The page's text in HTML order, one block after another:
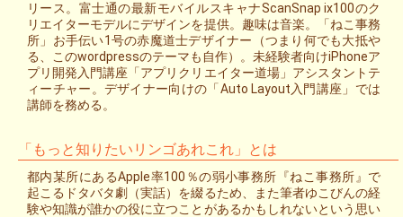
リース。富士通の最新モバイルスキャナScanSnap ix100のク
リエイターモデルにデザインを提供。趣味は音楽。「ねこ事務
所」お手伝い1号の赤魔道士デザイナー（つまり何でも大抵や
る、このwordpressのテーマも自作）。未経験者向けiPhoneア
プリ開発入門講座「アプリクリエイター道場」アシスタントテ
ィーチャー。デザイナー向けの「Auto Layout入門講座」では
講師を務める。
「もっと知りたいリンゴあれこれ」とは
都内某所にあるApple率100％の弱小事務所『ねこ事務所』で
起こるドタバタ劇（実話）を綴るため、また筆者ゆこびんの経
験や知識が誰かの役に立つことがあるかもしれないという思い